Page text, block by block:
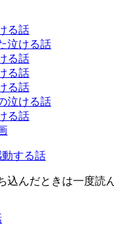
る話
泣ける話
る話
る話
る話
泣ける話
る話
する話
込んだときは一度読